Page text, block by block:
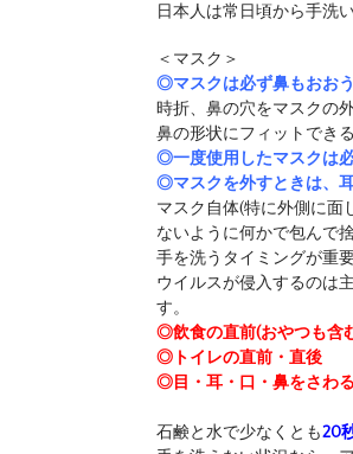
日本人は常日頃から手洗
＜マスク＞
◎マスクは必ず鼻もおおう
時折、鼻の穴をマスクの
鼻の形状にフィットでき
◎一度使用したマスクは
◎マスクを外すときは、
マスク自体(特に外側に面
ないように何かで包んで
手を洗うタイミングが重要
ウイルスが侵入するのは
す。
◎飲食の直前(おやつも含
◎トイレの直前・直後
◎目・耳・口・鼻をさわ
石鹸と水で少なくとも20